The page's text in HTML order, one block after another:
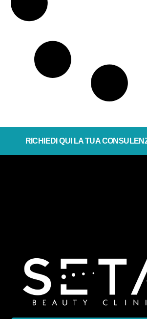
RICHIEDI QUI LA TUA